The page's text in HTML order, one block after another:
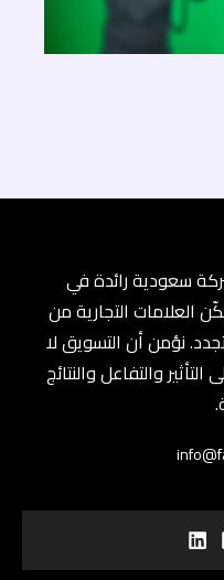
سعودية رائدة في
العلامات التجارية من
نؤمن أن التسويق لا
والتفاعل والنتائج